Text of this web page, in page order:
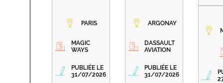
PARIS
MAGIC
WAYS
PUBLIÉE LE
31/07/2026
ARGONAY
DASSAULT
AVIATION
PUBLIÉE LE
31/07/2026